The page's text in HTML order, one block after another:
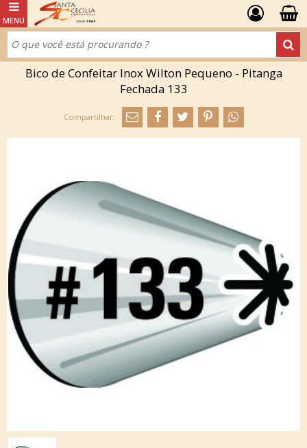
Bico de Confeitar Inox Wilton Pequeno - Pitanga
Fechada 133